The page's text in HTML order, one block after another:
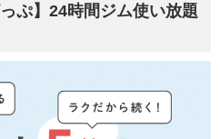
ぷ】24時間ジム使い放題